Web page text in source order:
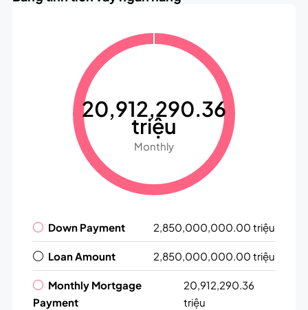
20,912,290.36
triệu
Monthly
Down Payment 2,850,000,000.00 triệu
Loan Amount 2,850,000,000.00 triệu
Monthly Mortgage
Payment
20,912,290.36
triệu